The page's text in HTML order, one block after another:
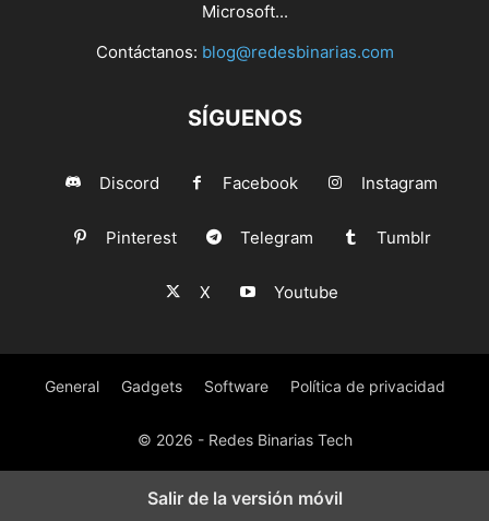
Microsoft...
Contáctanos: blog@redesbinarias.com
SÍGUENOS
Discord Facebook Instagram
Pinterest Telegram Tumblr
X Youtube
General Gadgets Software Política de privacidad
© 2026 - Redes Binarias Tech
Salir de la versión móvil